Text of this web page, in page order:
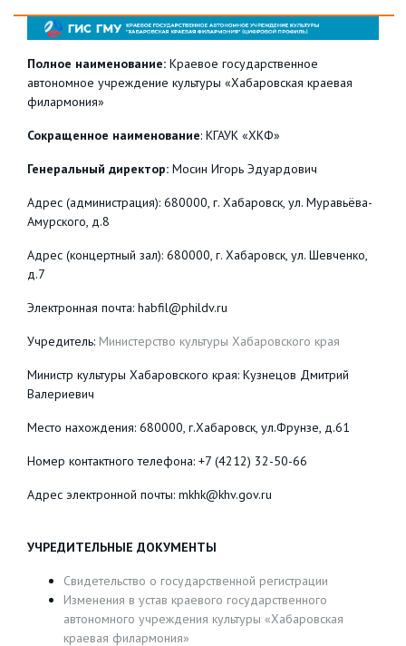
Полное наименование: Краевое государственное
автономное учреждение культуры «Хабаровская краевая
филармония»
Сокращенное наименование: КГАУК «ХКФ»
Генеральный директор: Мосин Игорь Эдуардович
Адрес (администрация): 680000, г. Хабаровск, ул. Муравьёва-
Амурского, д.8
Адрес (концертный зал): 680000, г. Хабаровск, ул. Шевченко,
д.7
Электронная почта: habfil@phildv.ru
Учредитель: Министерство культуры Хабаровского края
Министр культуры Хабаровского края: Кузнецов Дмитрий
Валериевич
Место нахождения: 680000, г.Хабаровск, ул.Фрунзе, д.61
Номер контактного телефона: +7 (4212) 32-50-66
Адрес электронной почты: mkhk@khv.gov.ru
УЧРЕДИТЕЛЬНЫЕ ДОКУМЕНТЫ
Cвидетельство о государственной регистрации
Изменения в устав краевого государственного
автономного учреждения культуры «Хабаровская
краевая филармония»